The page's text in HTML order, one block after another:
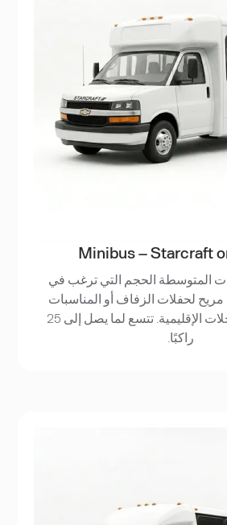
Minibus – Starcraft
المتوسطة الحجم التي ترغب في
لحفلات الزفاف أو المناسبات
الاجتماعية أو الرحلات الإقليمية. تتسع لما يصل إلى 25
راكبًا.